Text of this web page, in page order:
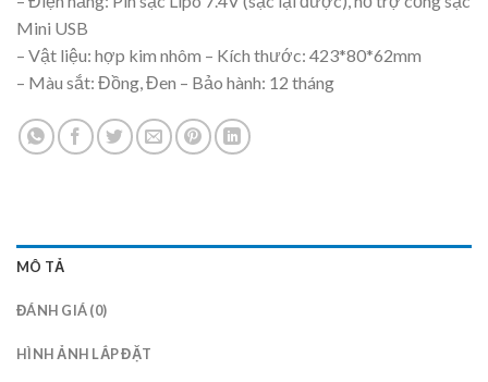
Mini USB
– Vật liệu: hợp kim nhôm – Kích thước: 423*80*62mm
– Màu sắt: Đồng, Đen – Bảo hành: 12 tháng
MÔ TẢ
ĐÁNH GIÁ (0)
HÌNH ẢNH LẮP ĐẶT